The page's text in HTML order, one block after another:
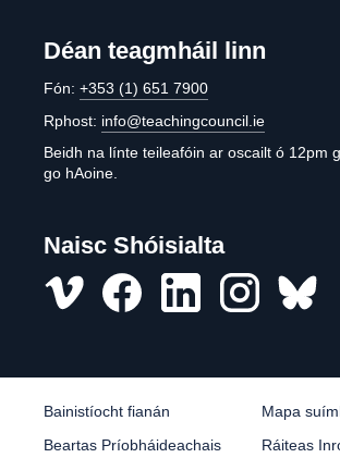
Déan teagmháil linn
Fón: +353 (1) 651 7900
Rphost: info@teachingcouncil.ie
Beidh na línte teileafóin ar oscailt ó 12pm
go hAoine.
Naisc Shóisialta
Bainistíocht fianán
Mapa
Beartas Príobháideachais
Ráiteas